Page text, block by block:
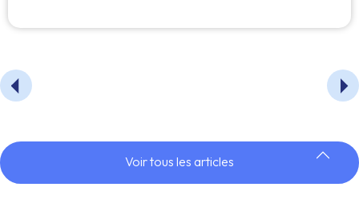
Voir tous les articles